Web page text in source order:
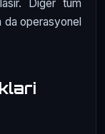
Diger tum
operasyonel